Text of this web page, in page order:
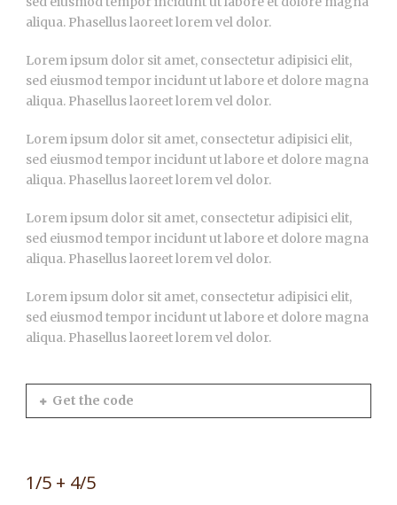
aliqua. Phasellus laoreet lorem vel dolor.
Lorem ipsum dolor sit amet, consectetur adipisici elit,
sed eiusmod tempor incidunt ut labore et dolore magna
aliqua. Phasellus laoreet lorem vel dolor.
Lorem ipsum dolor sit amet, consectetur adipisici elit,
sed eiusmod tempor incidunt ut labore et dolore magna
aliqua. Phasellus laoreet lorem vel dolor.
Lorem ipsum dolor sit amet, consectetur adipisici elit,
sed eiusmod tempor incidunt ut labore et dolore magna
aliqua. Phasellus laoreet lorem vel dolor.
Lorem ipsum dolor sit amet, consectetur adipisici elit,
sed eiusmod tempor incidunt ut labore et dolore magna
aliqua. Phasellus laoreet lorem vel dolor.
Get the code
1/5 + 4/5